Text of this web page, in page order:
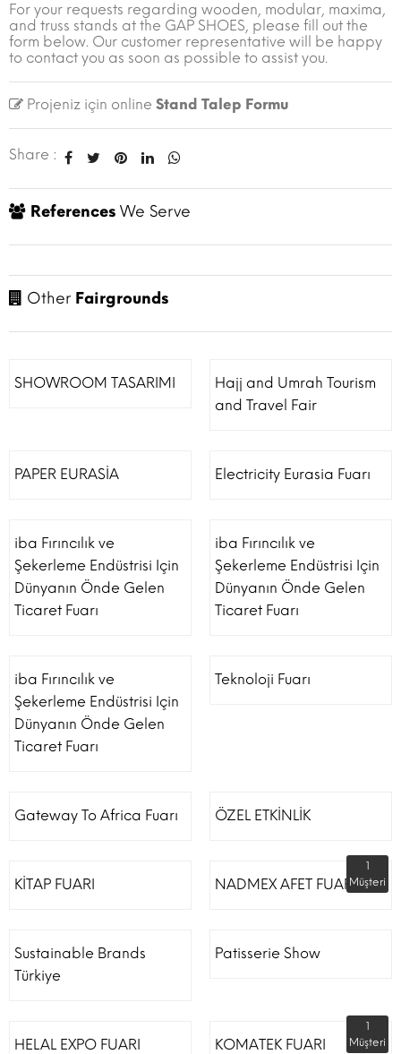
For your requests regarding wooden, modular, maxima,
and truss stands at the GAP SHOES, please fill out the
form below. Our customer representative will be happy
to contact you as soon as possible to assist you.
Projeniz için online Stand Talep Formu
Share :
References We Serve
Other Fairgrounds
SHOWROOM TASARIMI
Hajj and Umrah Tourism
and Travel Fair
PAPER EURASİA Electricity Eurasia Fuarı
iba Fırıncılık ve
Şekerleme Endüstrisi Için
Dünyanın Önde Gelen
Ticaret Fuarı
iba Fırıncılık ve
Şekerleme Endüstrisi Için
Dünyanın Önde Gelen
Ticaret Fuarı
iba Fırıncılık ve
Şekerleme Endüstrisi Için
Dünyanın Önde Gelen
Ticaret Fuarı
Teknoloji Fuarı
Gateway To Africa Fuarı ÖZEL ETKİNLİK
KİTAP FUARI NADMEX AFET FUARI
1
Müşteri
Sustainable Brands
Türkiye
Patisserie Show
HELAL EXPO FUARI KOMATEK FUARI
1
Müşteri